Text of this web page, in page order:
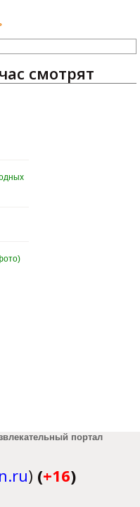
смотрят
портал
) (+16)